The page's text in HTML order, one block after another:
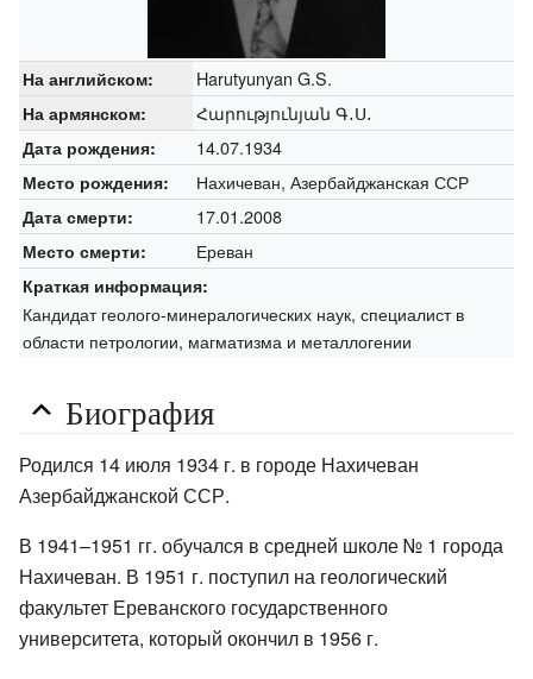
На английском: Harutyunyan G.S.
На армянском: Հարությունյան Գ․Ս․
Дата рождения: 14.07.1934
Место рождения: Нахичеван, Азербайджанская ССР
Дата смерти: 17.01.2008
Место смерти: Ереван
Краткая информация:
Кандидат геолого-минералогических наук, специалист в
области петрологии, магматизма и металлогении
Биография
Родился 14 июля 1934 г. в городе Нахичеван
Азербайджанской ССР.
В 1941–1951 гг. обучался в средней школе № 1 города
Нахичеван. В 1951 г. поступил на геологический
факультет Ереванского государственного
университета, который окончил в 1956 г.